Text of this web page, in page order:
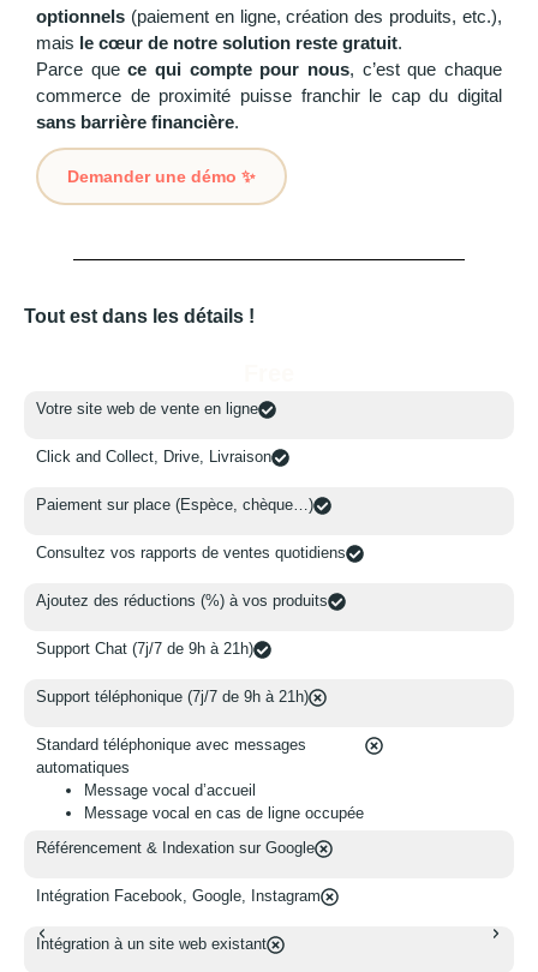
optionnels (paiement en ligne, création des produits, etc.),
mais le cœur de notre solution reste gratuit.
Parce quece qui compte pour nous, c’est que chaque
commerce de proximité puisse franchir le cap du digital
sans barrière financière.
Demander une démo ✨
Tout est dans les détails !
Votre site web de vente en ligne
Click and Collect, Drive, Livraison
Paiement sur place (Espèce, chèque…)
Consultez vos rapports de ventes quotidiens
Ajoutez des réductions (%) à vos produits
Support Chat (7j/7 de 9h à 21h)
Support téléphonique (7j/7 de 9h à 21h)
Standard téléphonique avec messages
automatiques
Message vocal d’accueil
Message vocal en cas de ligne occupée
Référencement & Indexation sur Google
Intégration Facebook, Google, Instagram
Intégration à un site web existant